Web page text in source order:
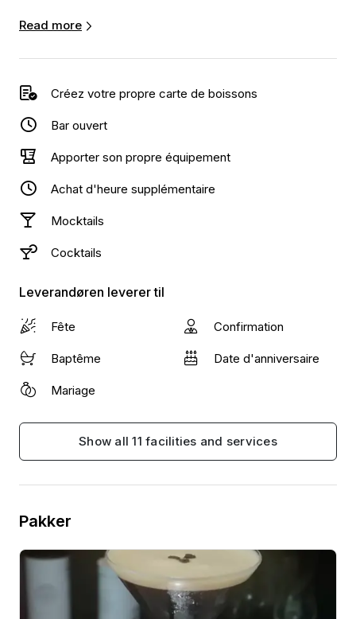
smagsoplevelser med vores vilde cocktails.
For os er cocktails ikke blot drikkevarer, det er
kunst - en smagfuld blanding af videnskab, kultur
og naturlige elementer og en hyldest til den vilde
skønhed, vi finder i naturens rige mangfoldighed af
Og det bedste af det hele er, at du med Ulmus Craft
Coctails ikke kun får fantastiske smagsoplevelser,
men du tager også et skridt mod at bevare og
fremme brugen af lokale planter og styrke
kontakte os, hvis du ønsker at tilpasse vores
pakker, så de passer til netop dine behov.
Read more
Créez votre propre carte de boissons
Bar ouvert
Apporter son propre équipement
Achat d'heure supplémentaire
Mocktails
Cocktails
Leverandøren leverer til
Fête Confirmation
Baptême Date d'anniversaire
Mariage
Show all 11 facilities and services
Pakker